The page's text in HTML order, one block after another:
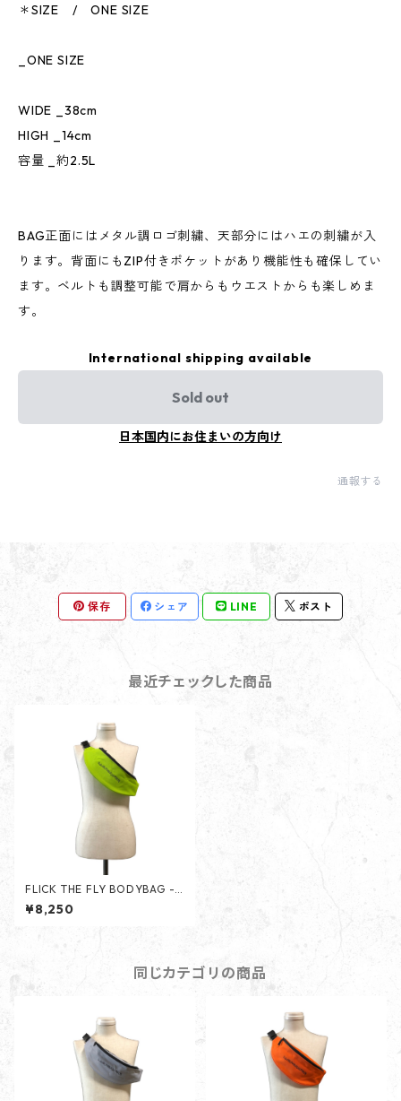
＊SIZE / ONE SIZE
_ONE SIZE
WIDE _38cm
HIGH _14cm
容量 _約2.5L
BAG正面にはメタル調ロゴ刺繍、天部分にはハエの刺繍が入
ります。背面にもZIP付きポケットがあり機能性も確保してい
ます。ベルトも調整可能で肩からもウエストからも楽しめま
す。
International shipping available
Sold out
日本国内にお住まいの方向け
通報する
保存 シェア LINE ポスト
最近チェックした商品
FLICK THE FLY BODYBAG - L
IME GREEN -
¥8,250
同じカテゴリの商品